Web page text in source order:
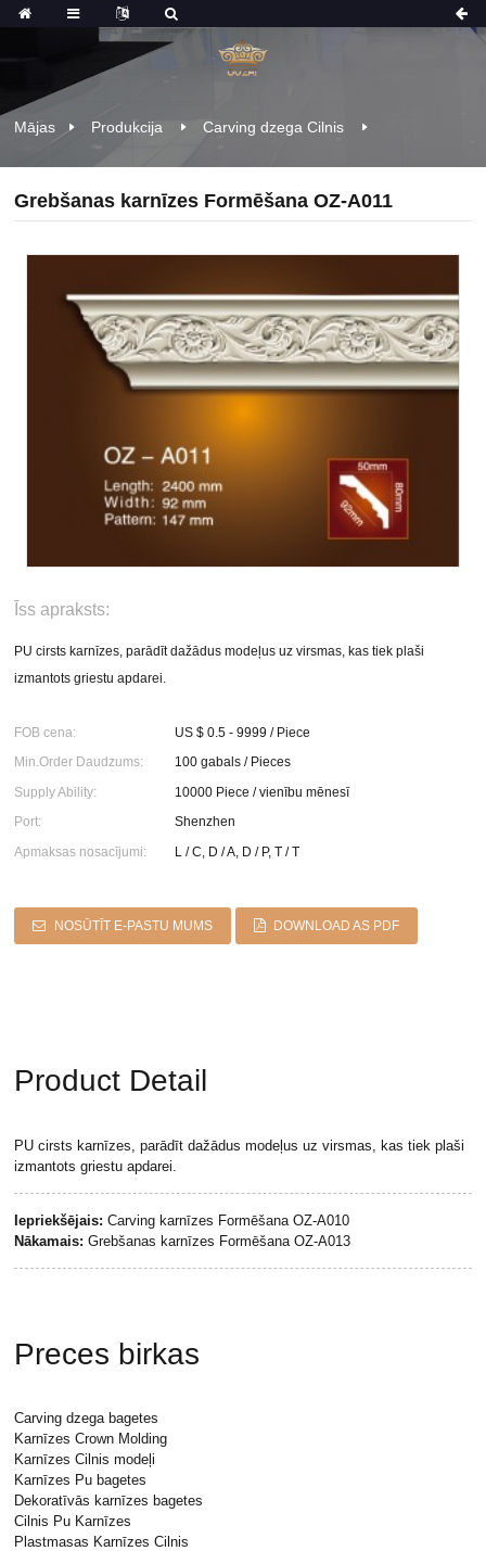
Mājas Produkcija Carving dzega Cilnis
Grebšanas karnīzes Formēšana OZ-A011
Īss apraksts:
PU cirsts karnīzes, parādīt dažādus modeļus uz virsmas, kas tiek plaši
izmantots griestu apdarei.
FOB cena:
US $ 0.5 - 9999 / Piece
Min.Order Daudzums:
100 gabals / Pieces
Supply Ability:
10000 Piece / vienību mēnesī
Port:
Shenzhen
Apmaksas nosacījumi:
L / C, D / A, D / P, T / T
NOSŪTĪT E-PASTU MUMS DOWNLOAD AS PDF
Product Detail
PU cirsts karnīzes, parādīt dažādus modeļus uz virsmas, kas tiek plaši
izmantots griestu apdarei.
Iepriekšējais:Carving karnīzes Formēšana OZ-A010
Nākamais:Grebšanas karnīzes Formēšana OZ-A013
Preces birkas
Carving dzega bagetes
Karnīzes Crown Molding
Karnīzes Cilnis modeļi
Karnīzes Pu bagetes
Dekoratīvās karnīzes bagetes
Cilnis Pu Karnīzes
Plastmasas Karnīzes Cilnis